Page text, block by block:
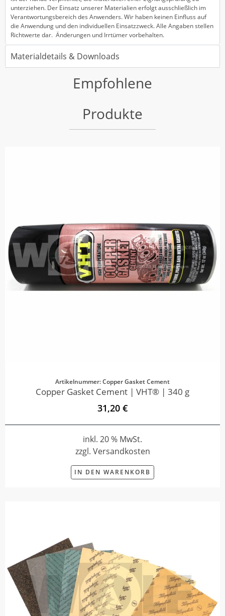
unterziehen. Der Einsatz unserer Materialien erfolgt ausschließlich im
Verantwortungsbereich des Anwenders. Wir haben keinen Einfluss auf
die Anwendung und den individuellen Einsatzzweck. Alle Angaben stellen
Richtwerte dar. Änderungen und Irrtümer vorbehalten.
Materialdetails & Downloads
Empfohlene
Produkte
Artikelnummer: Copper Gasket Cement
Copper Gasket Cement | VHT® | 340 g
31,20 €
inkl. 20 % MwSt.
zzgl. Versandkosten
IN DEN WARENKORB